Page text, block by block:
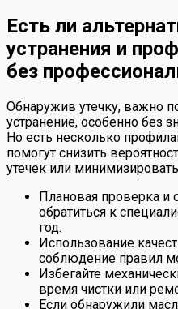
Есть ли
устранения и
без
Обнаружив утечку, важно
устранение, особенно без
Но есть несколько
помогут снизить
утечек или
Плановая проверка
обратиться к
год.
Использование
соблюдение правил
Избегайте
время чистки или
Если обнаружили